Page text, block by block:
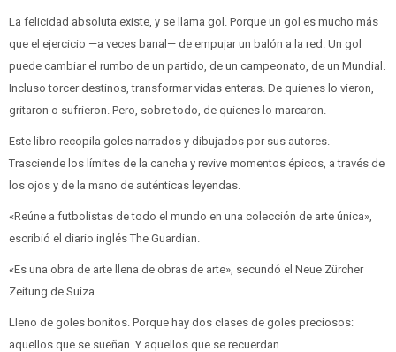
La felicidad absoluta existe, y se llama gol. Porque un gol es mucho más
que el ejercicio —a veces banal— de empujar un balón a la red. Un gol
puede cambiar el rumbo de un partido, de un campeonato, de un Mundial.
Incluso torcer destinos, transformar vidas enteras. De quienes lo vieron,
gritaron o sufrieron. Pero, sobre todo, de quienes lo marcaron.
Este libro recopila goles narrados y dibujados por sus autores.
Trasciende los límites de la cancha y revive momentos épicos, a través de
los ojos y de la mano de auténticas leyendas.
«Reúne a futbolistas de todo el mundo en una colección de arte única»,
escribió el diario inglés The Guardian.
«Es una obra de arte llena de obras de arte», secundó el Neue Zürcher
Zeitung de Suiza.
Lleno de goles bonitos. Porque hay dos clases de goles preciosos:
aquellos que se sueñan. Y aquellos que se recuerdan.